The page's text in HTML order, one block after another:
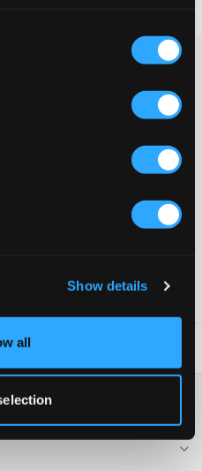
Show details
all
odcieniu od Nikben.
ściągacz i sznurowanie w
:
prania